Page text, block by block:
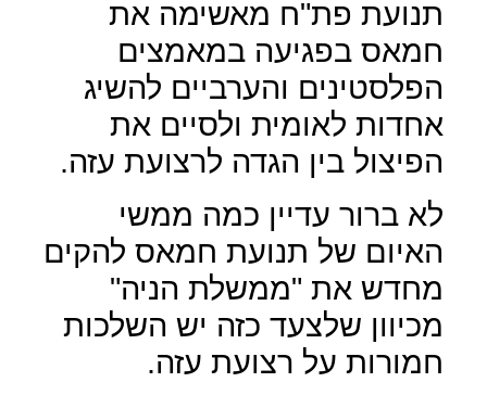
תנועת פת"ח מאשימה את
חמאס בפגיעה במאמצים
הפלסטינים והערביים להשיג
אחדות לאומית ולסיים את
הפיצול בין הגדה לרצועת עזה.
לא ברור עדיין כמה ממשי
האיום של תנועת חמאס להקים
מחדש את "ממשלת הניה"
מכיוון שלצעד כזה יש השלכות
חמורות על רצועת עזה.